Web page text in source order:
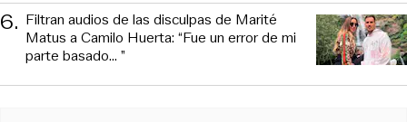
6. Filtran audios de las disculpas de Marité
Matus a Camilo Huerta: “Fue un error de mi
parte basado... ”